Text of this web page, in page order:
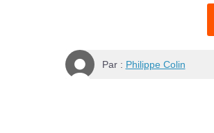
Par : Philippe Colin